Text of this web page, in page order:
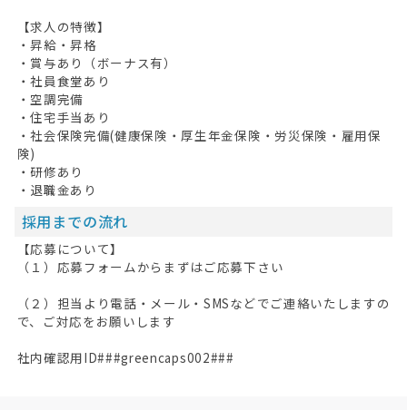
【求人の特徴】
・昇給・昇格
・賞与あり（ボーナス有）
・社員食堂あり
・空調完備
・住宅手当あり
・社会保険完備(健康保険・厚生年金保険・労災保険・雇用保
険)
・研修あり
・退職金あり
採用までの流れ
【応募について】
（１）応募フォームからまずはご応募下さい
（２）担当より電話・メール・SMSなどでご連絡いたしますの
で、ご対応をお願いします
社内確認用ID###greencaps002###